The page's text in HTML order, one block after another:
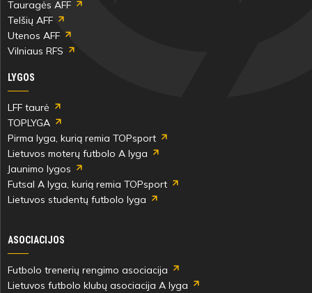
Tauragės AFF
Telšių AFF
Utenos AFF
Vilniaus RFS
LYGOS
LFF taurė
TOPLYGA
Pirma lyga, kurią remia TOPsport
Lietuvos moterų futbolo A lyga
Jaunimo lygos
Futsal A lyga, kurią remia TOPsport
Lietuvos studentų futbolo lyga
ASOCIACIJOS
Futbolo trenerių rengimo asociacija
Lietuvos futbolo klubų asociacija A lyga